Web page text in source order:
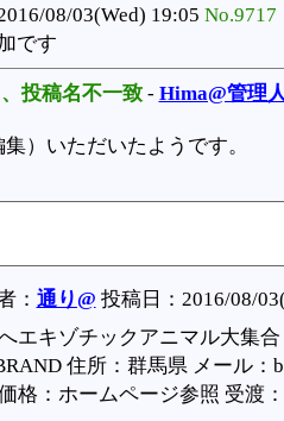
08/03(Wed) 19:05 No.9717
です
投稿名不一致- Hima@管理
）いただいたようです。
： 通り@ 投稿日：2016/08/
エキゾチックアニマル大集
住所：群馬県 メー
格：ホームページ参照 受渡